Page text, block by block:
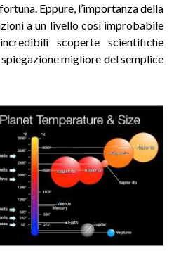
Eppure, l’importanza della
a un livello così improbabile
scoperte scientifiche
migliore del semplice